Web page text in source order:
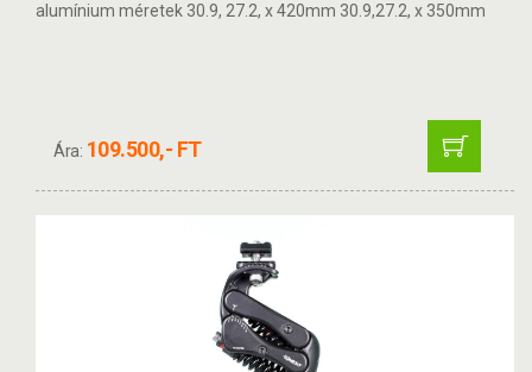
alumínium méretek 30.9, 27.2, x 420mm 30.9,27.2, x 350mm
Ára: 109.500,- FT